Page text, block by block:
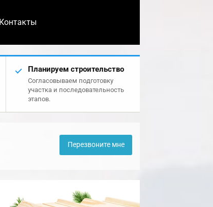
Контакты
Планируем строительство
Согласовываем подготовку
участка и последовательность
этапов.
Перезвоните мне